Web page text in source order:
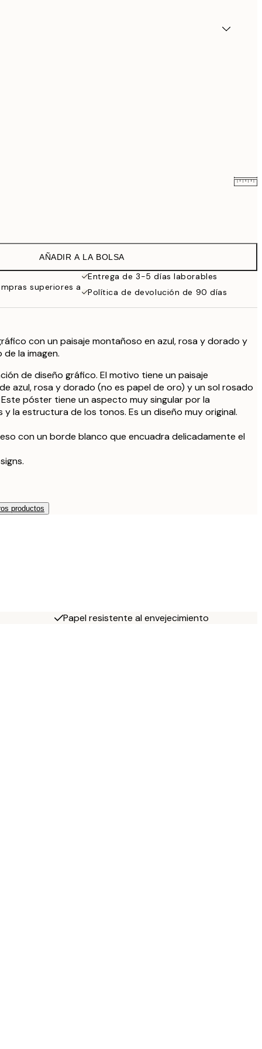
AÑADIR A LA BOLSA
Entrega de 3-5 días laborables
superiores a
Política de devolución de 90 días
con un paisaje montañoso en azul, rosa y dorado y
la imagen.
de diseño gráfico. El motivo tiene un paisaje
azul, rosa y dorado (no es papel de oro) y un sol rosado
póster tiene un aspecto muy singular por la
la estructura de los tonos. Es un diseño muy original.
con un borde blanco que encuadra delicadamente el
productos
Papel resistente al envejecimiento